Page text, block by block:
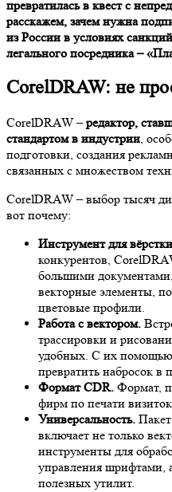
превратилась в квест с
расскажем, зачем нужна
из России в условиях
легального посредника –
CorelDRAW: не
CorelDRAW –редактор,
стандартом в индустрии,
подготовки, создания
связанных с множеством
CorelDRAW – выбор тысяч
вот почему:
Инструмент для
конкурентов,
большими
векторные элементы,
цветовые профили.
Работа с вектором.
трассировки и
удобных. С их
превратить набросок
Формат CDR. Формат,
фирм по печати
Универсальность.
включает не только
инструменты для
управления шрифтами,
полезных утилит.